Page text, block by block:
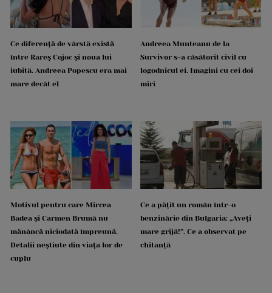
Ce diferență de vârstă există
între Rareș Cojoc și noua lui
iubită. Andreea Popescu era mai
mare decât el
Andreea Munteanu de la
Survivor s-a căsătorit civil cu
logodnicul ei. Imagini cu cei doi
miri
Motivul pentru care Mircea
Badea și Carmen Brumă nu
mănâncă niciodată împreună.
Detalii neștiute din viața lor de
cuplu
Ce a pățit un român într-o
benzinărie din Bulgaria: „Aveți
mare grijă!”. Ce a observat pe
chitanță